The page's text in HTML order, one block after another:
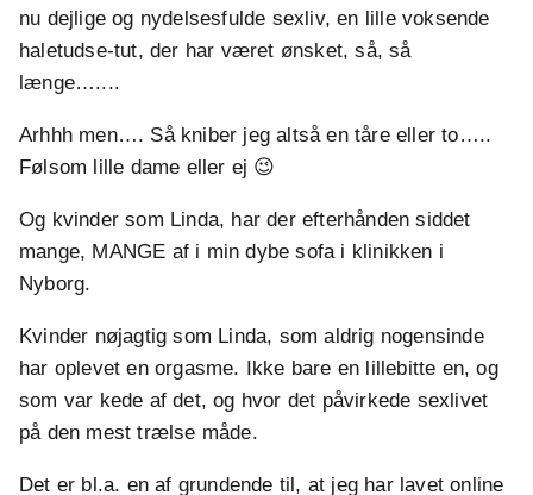
nu dejlige og nydelsesfulde sexliv, en lille voksende
haletudse-tut, der har været ønsket, så, så
længe…....
Arhhh men…. Så kniber jeg altså en tåre eller to…..
Følsom lille dame eller ej 😉
Og kvinder som Linda, har der efterhånden siddet
mange, MANGE af i min dybe sofa i klinikken i
Nyborg.
Kvinder nøjagtig som Linda, som aldrig nogensinde
har oplevet en orgasme. Ikke bare en lillebitte en, og
som var kede af det, og hvor det påvirkede sexlivet
på den mest trælse måde.
Det er bl.a. en af grundende til, at jeg har lavet online